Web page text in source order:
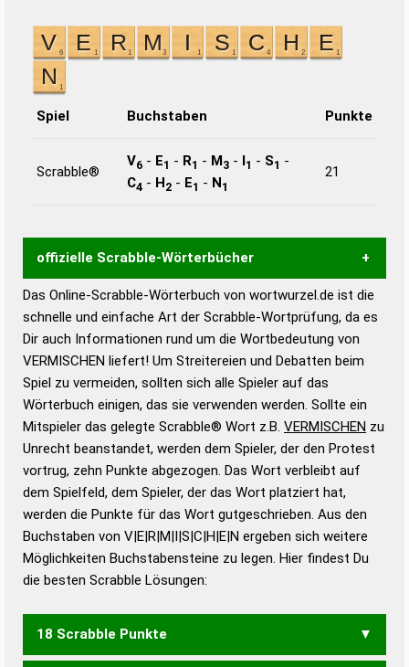
Spiel Buchstaben Punkte
Scrabble®
V6 - E1 - R1 - M3 - I1 - S1 -
C4 - H2 - E1 - N1
21
offizielle Scrabble-Wörterbücher
Wortwurzel liefert mit Hilfe eines semantischen
Wortanalyse-Algorithmus gute Anhaltspunkte zu
Wortbedeutung, Worttrennung und Wortform, um die
Gültigkeit eines Wortes für das Scrabble-Spiel zu
bestimmen! zugelassene Turnier Scrabble-
Wörterbücher sind:
Duden – Standardwerk in 12 Bänden
Duden – Richtiges und gutes
Deutsch
Duden – Die deutsche Grammatik
Duden – Deutsches
Universalwörterbuch
Das Online-Scrabble-Wörterbuch von wortwurzel.de ist die
schnelle und einfache Art der Scrabble-Wortprüfung, da es
Dir auch Informationen rund um die Wortbedeutung von
VERMISCHEN liefert! Um Streitereien und Debatten beim
Spiel zu vermeiden, sollten sich alle Spieler auf das
Wörterbuch einigen, das sie verwenden werden. Sollte ein
Mitspieler das gelegte Scrabble® Wort z.B. VERMISCHEN zu
Unrecht beanstandet, werden dem Spieler, der den Protest
vortrug, zehn Punkte abgezogen. Das Wort verbleibt auf
dem Spielfeld, dem Spieler, der das Wort platziert hat,
werden die Punkte für das Wort gutgeschrieben. Aus den
Buchstaben von V|E|R|M|I|S|C|H|E|N ergeben sich weitere
Möglichkeiten Buchstabensteine zu legen. Hier findest Du
die besten Scrabble Lösungen:
18 Scrabble Punkte